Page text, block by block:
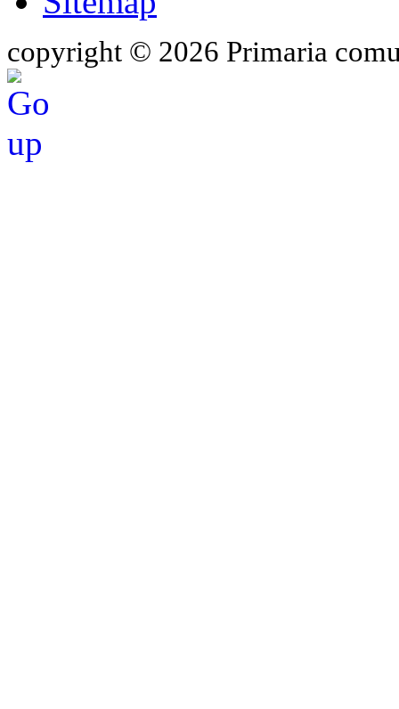
copyright © 2026 Primaria